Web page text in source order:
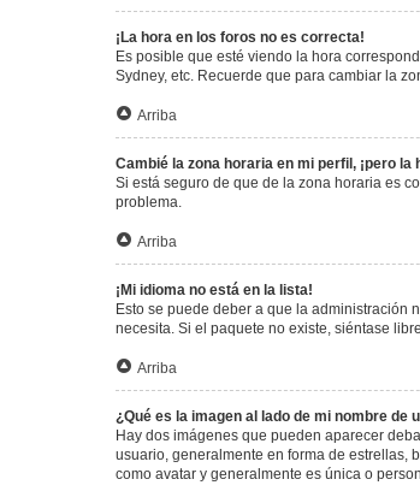
¡La hora en los foros no es correcta!
Es posible que esté viendo la hora
Sydney, etc. Recuerde que para cambiar la
Arriba
Cambié la zona horaria en mi perfil, ¡pero
Si está seguro de que de la zona horaria es
problema.
Arriba
¡Mi idioma no está en la lista!
Esto se puede deber a que la administración
necesita. Si el paquete no existe, siéntase
Arriba
¿Qué es la imagen al lado de mi nombre de
Hay dos imágenes que pueden aparecer
usuario, generalmente en forma de estrellas,
como avatar y generalmente es única o